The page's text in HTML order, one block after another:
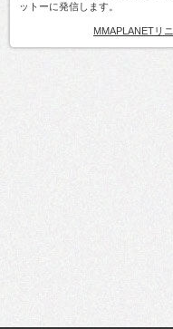
ットーに発信します。
MMAPLANETリ